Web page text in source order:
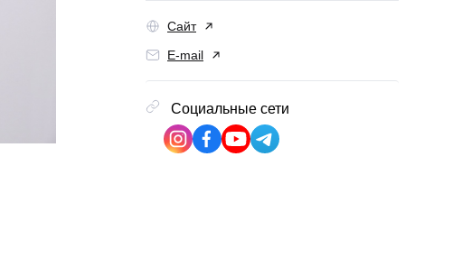
Сайт
E-mail
Социальные сети